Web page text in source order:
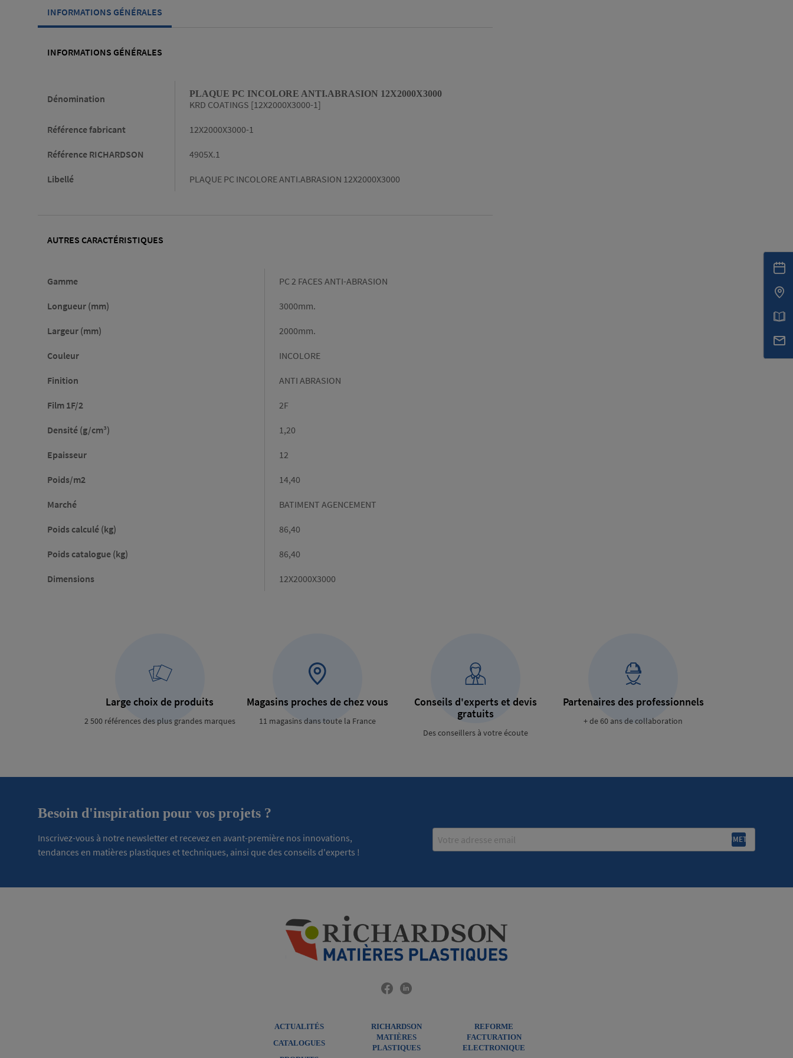
INFORMATIONS GÉNÉRALES
INFORMATIONS GÉNÉRALES
Dénomination
PLAQUE PC INCOLORE ANTI.ABRASION 12X2000X3000
KRD COATINGS [12X2000X3000-1]
Référence fabricant 12X2000X3000-1
Référence RICHARDSON 4905X.1
Libellé PLAQUE PC INCOLORE ANTI.ABRASION 12X2000X3000
AUTRES CARACTÉRISTIQUES
Gamme Gamme
PC 2 FACES ANTI-ABRASION
Longueur (mm)
Longueur
3000mm.
Largeur (mm)
Largeur
2000mm.
Couleur Couleur
INCOLORE
Finition Finition
ANTI ABRASION
Film 1F/2
Film
2F
Densité (g/cm³)
Densité
1,20
Epaisseur Epaisseur
12
Poids/m2 Poids/m2
14,40
Marché Marché
BATIMENT AGENCEMENT
Poids calculé (kg)
Poids
(kg)
86,40
Poids catalogue (kg)
Poids
(kg)
86,40
Dimensions Dimensions
12X2000X3000
Large choix de produits
2 500 références des plus grandes marques
Magasins proches de chez vous
11 magasins dans toute la France
Conseils d'experts et devis
gratuits
Des conseillers à votre écoute
Partenaires des professionnels
+ de 60 ans de collaboration
Besoin d'inspiration pour vos projets ?
Inscrivez-vous à notre newsletter et recevez en avant-première nos innovations,
tendances en matières plastiques et techniques, ainsi que des conseils d'experts !
Email
ACTUALITÉS
CATALOGUES
RICHARDSON
MATIÈRES
PLASTIQUES
REFORME
FACTURATION
ELECTRONIQUE